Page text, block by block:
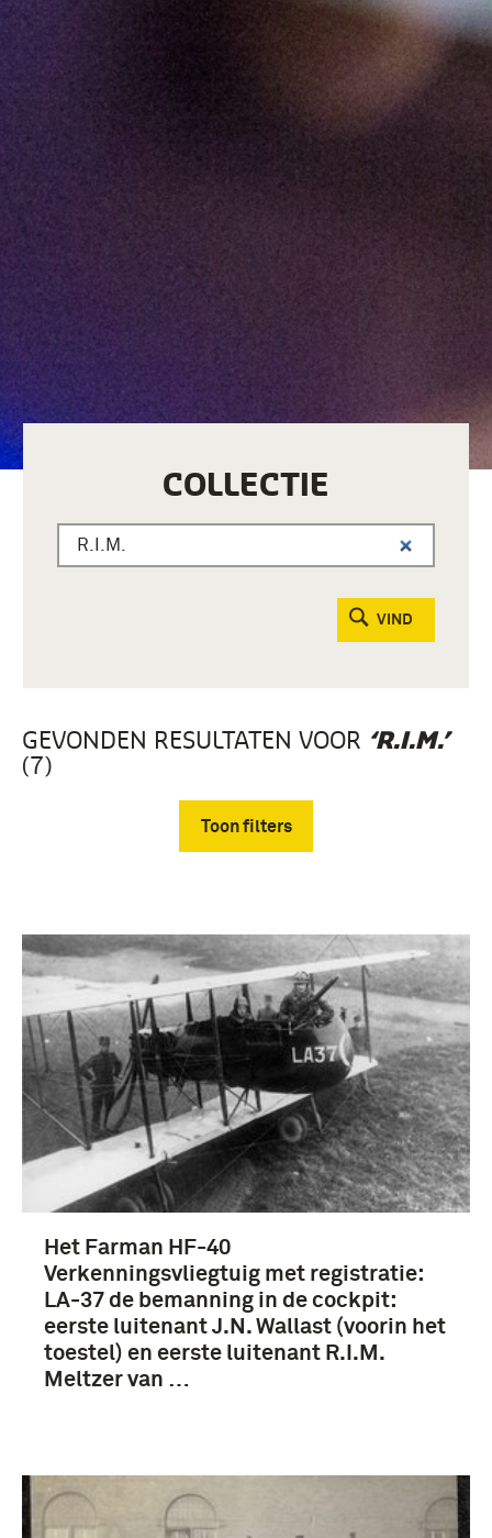
COLLECTIE
VIND
GEVONDEN RESULTATEN VOOR ‘R.I.M.’
(7)
Toon filters
Fotografisch materiaal (7)
veld-artillerie (6)
veldartillerie (6)
Fotodienst Luchtvaart Afdeling (6)
Meltzer, Reinhold Ignatz Maria (6)
Het Farman HF-40
Verkenningsvliegtuig met registratie:
LA-37 de bemanning in de cockpit:
eerste luitenant J.N. Wallast (voorin het
toestel) en eerste luitenant R.I.M.
Meltzer van …